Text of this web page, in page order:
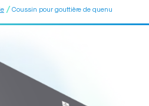
/ Coussin pour gouttière de quenu